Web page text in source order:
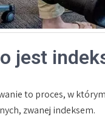
jest
to proces, w
zwanej indeksem.